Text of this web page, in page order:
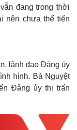
đang trong thời
nên chưa thể tiến
lãnh đạo Đảng ủy
hình. Bà Nguyệt
Đảng ủy thị trấn